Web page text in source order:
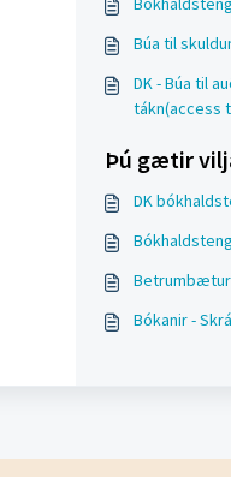
Búa til
DK - Búa til
tákn(access
Þú gætir
DK
Bókanir -